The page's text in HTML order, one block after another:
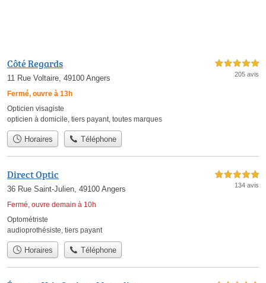
Côté Regards
11 Rue Voltaire, 49100 Angers
Fermé, ouvre à 13h
5,0 étoiles sur 5
205 avis
Opticien visagiste
opticien à domicile tiers payant toutes marques
Horaires Téléphone
Direct Optic
36 Rue Saint-Julien, 49100 Angers
Fermé, ouvre demain à 10h
5,0 étoiles sur 5
134 avis
Optométriste
audioprothésiste, tiers payant
Horaires Téléphone